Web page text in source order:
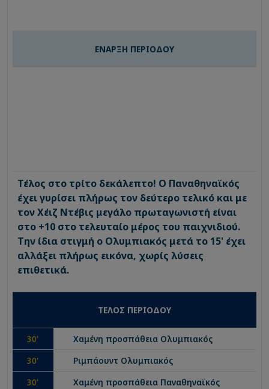
ΕΝΑΡΞΗ ΠΕΡΙΟΔΟΥ
Τέλος στο τρίτο δεκάλεπτο! Ο Παναθηναϊκός
έχει γυρίσει πλήρως τον δεύτερο τελικό και με
τον Χέιζ Ντέβις μεγάλο πρωταγωνιστή είναι
στο +10 στο τελευταίο μέρος του παιχνιδιού.
Την ίδια στιγμή ο Ολυμπιακός μετά το 15' έχει
αλλάξει πλήρως εικόνα, χωρίς λύσεις
επιθετικά.
ΤΕΛΟΣ ΠΕΡΙΟΔΟΥ
30' Χαμένη προσπάθεια Ολυμπιακός
30' Ριμπάουντ Ολυμπιακός
30' Χαμένη προσπάθεια Παναθηναϊκός